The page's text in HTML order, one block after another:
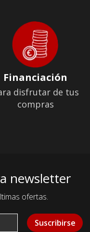
Financiación
disfrutar de tus
compras
newsletter
ofertas.
Suscribirse